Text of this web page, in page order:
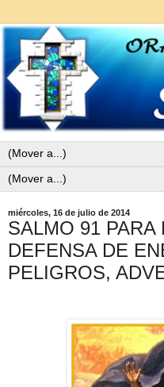
miércoles, 16 de julio de 2014
SALMO 91
DEFENSA DE
PELIGROS,